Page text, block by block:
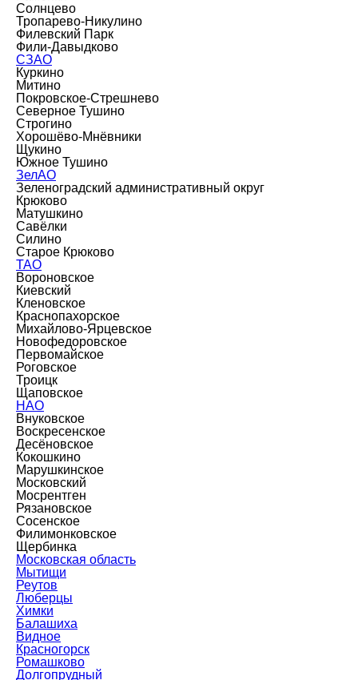
Солнцево
Тропарево-Никулино
Филевский Парк
Фили-Давыдково
СЗАО
Куркино
Митино
Покровское-Стрешнево
Северное Тушино
Строгино
Хорошёво-Мнёвники
Щукино
Южное Тушино
ЗелАО
Зеленоградский административный округ
Крюково
Матушкино
Савёлки
Силино
Старое Крюково
ТАО
Вороновское
Киевский
Кленовское
Краснопахорское
Михайлово-Ярцевское
Новофедоровское
Первомайское
Роговское
Троицк
Щаповское
НАО
Внуковское
Воскресенское
Десёновское
Кокошкино
Марушкинское
Московский
Мосрентген
Рязановское
Сосенское
Филимонковское
Щербинка
Московская область
Мытищи
Реутов
Люберцы
Химки
Балашиха
Видное
Красногорск
Ромашково
Долгопрудный